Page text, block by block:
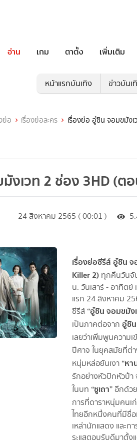
อ่าน เกม ตาตั้ง เพิ่มเติม
หน้าแรกบันเทิง ข่าวบันเ
ย่อ เรื่องย่อละคร เรื่องย่อ อู๋ซิน จอมขมัง
งเวท 2 ช่อง 3HD (ต
24 สิงหาคม 2565 ( 00:01 )
เรื่องย่อซีรีส์ อู๋ซิน
Killer2) ทุกคืนวันจั
น. วันเสาร์ - อาทิตย์
แรก 24 สิงหาคม
ซีรีส์ “อู๋ซิน จอมขมัง
เป็นภาคต่อจาก อู๋ซิ
เลยว่าเพิ่มพูนความเ
ปีศาจ ในยุคสมัยที่ต่
หนุ่มหล่อยันเงา “ห
รักอย่างหัวปักหัวปำ
ในบท “ซูเถา”อีกด้ว
การที่ดาราหนุ่มคนเ
ไทยอีกหนึ่งคนที่มีชื่อ
เหล่านักแสดง และก
ระแสตอบรับดีมาตั้ง